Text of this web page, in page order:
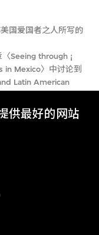
供最好的网站
国爱国者之人所写的
Seeing through ¡
in Mexico〉中讨论到
Latin American
本关于墨西哥艺术及
》（纽约：1929
」。